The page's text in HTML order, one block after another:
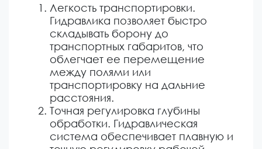
Легкость транспортировки.
Гидравлика позволяет быстро
складывать борону до
транспортных габаритов, что
облегчает ее перемещение
между полями или
транспортировку на дальние
расстояния.
Точная регулировка глубины
обработки. Гидравлическая
система обеспечивает плавную и